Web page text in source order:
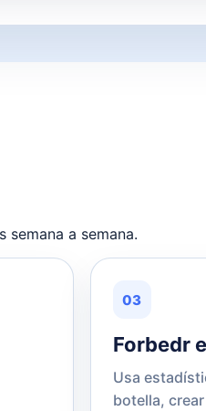
a semana.
03
Forbedr
Usa
botella,